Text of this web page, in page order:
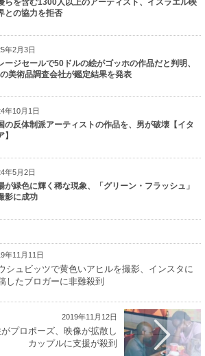
らを含む1300人以上のアーティスト、イスラエル映
との協力を拒否
年2月3日
ージセールで50ドルの絵がゴッホの作品だと判明、
美術品調査会社が鑑定結果を発表
年10月1日
の反体制派アーティストの作品を、男が破壊【イタ
】
年5月2日
が緑色に輝く稀な現象、「グリーン・フラッシュ」
影に成功
年11月11日
シュビッツで黄色いアヒルを撮影、インスタに
したブロガーに非難殺到
2019年11月12日
プロポーズ、映像が拡散し
カップルに支援が殺到